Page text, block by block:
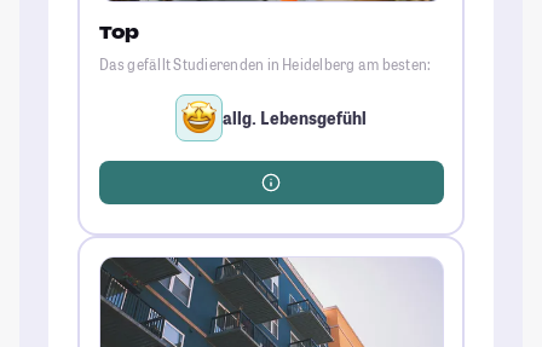
Top
Das gefällt Studierenden in Heidelberg am besten:
allg. Lebensgefühl